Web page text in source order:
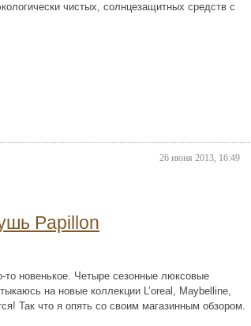
чистых, солнцезащитных средств с
26 июня 2013, 16:49
Papillon
то новенькое. Четыре сезонные люксовые
на новые коллекции L’oreal, Maybelline,
Так что я опять со своим магазинным обзором.